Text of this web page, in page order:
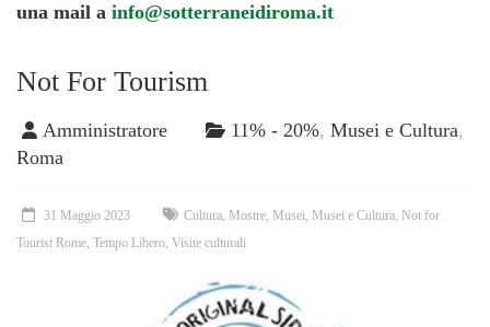
una mail a info@sotterraneidiroma.it
Not For Tourism
Amministratore 11% - 20%, Musei e Cultura,
Roma
31 Maggio 2023 Cultura, Mostre, Musei, Musei e Cultura, Not for
Tourist Rome, Tempo Libero, Visite culturali